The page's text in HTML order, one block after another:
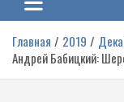
Главная 2019
Андрей Бабицкий: